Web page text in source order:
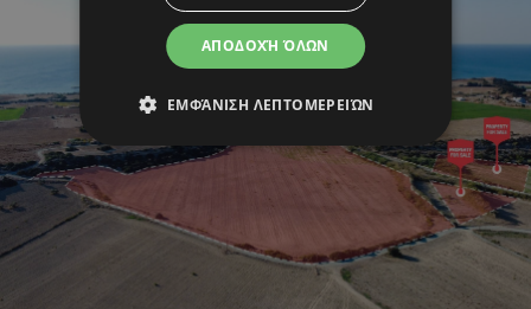
ΑΠΟΔΟΧΉ ΌΛΩΝ
ΕΜΦΆΝΙΣΗ ΛΕΠΤΟΜΕΡΕΙΏΝ